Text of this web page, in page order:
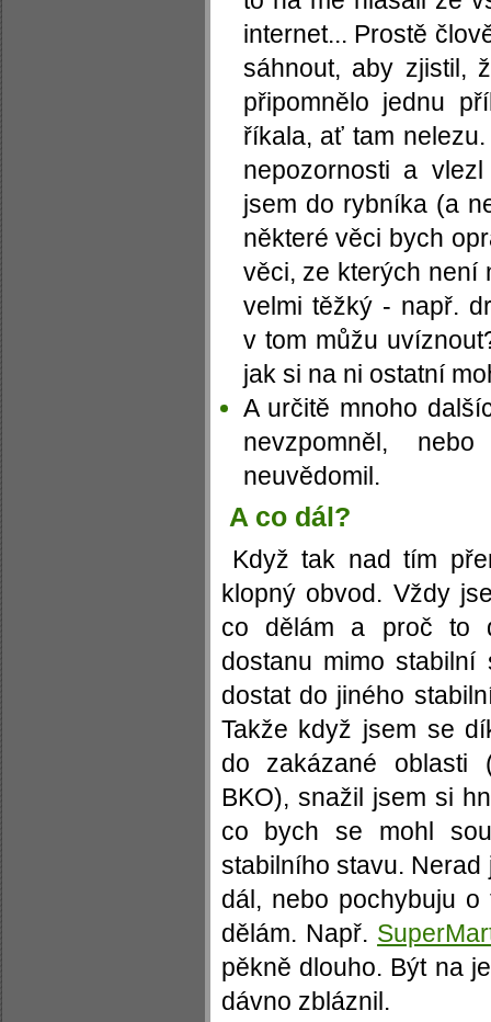
internet... Prostě
sáhnout, aby zjistil,
připomnělo jednu
říkala, ať tam
nepozornosti a
jsem do rybníka (a
některé věci bych
věci, ze kterých není
velmi těžký - např.
v tom můžu
jak si na ni ostatní
A určitě mnoho
nevzpomněl,
neuvědomil.
A co dál?
Když tak nad tím
klopný obvod. Vždy
co dělám a proč to
dostanu mimo
dostat do jiného
Takže když jsem se
do zakázané oblasti
BKO), snažil jsem si
co bych se mohl
stabilního stavu.
dál, nebo pochybuju
dělám. Např.
pěkně dlouho. Být na
dávno zbláznil.